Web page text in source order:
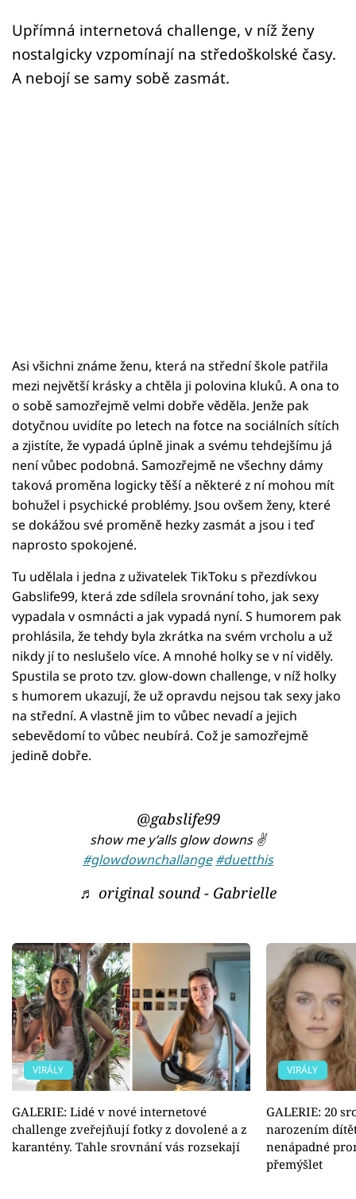
Upřímná internetová challenge, v níž ženy
nostalgicky vzpomínají na středoškolské časy.
A nebojí se samy sobě zasmát.
Asi všichni známe ženu, která na střední škole patřila
mezi největší krásky a chtěla ji polovina kluků. A ona to
o sobě samozřejmě velmi dobře věděla. Jenže pak
dotyčnou uvidíte po letech na fotce na sociálních sítích
a zjistíte, že vypadá úplně jinak a svému tehdejšímu já
není vůbec podobná. Samozřejmě ne všechny dámy
taková proměna logicky těší a některé z ní mohou mít
bohužel i psychické problémy. Jsou ovšem ženy, které
se dokážou své proměně hezky zasmát a jsou i teď
naprosto spokojené.
Tu udělala i jedna z uživatelek TikToku s přezdívkou
Gabslife99, která zde sdílela srovnání toho, jak sexy
vypadala v osmnácti a jak vypadá nyní. S humorem pak
prohlásila, že tehdy byla zkrátka na svém vrcholu a už
nikdy jí to neslušelo více. A mnohé holky se v ní viděly.
Spustila se proto tzv. glow-down challenge, v níž holky
s humorem ukazují, že už opravdu nejsou tak sexy jako
na střední. A vlastně jim to vůbec nevadí a jejich
sebevědomí to vůbec neubírá. Což je samozřejmě
jedině dobře.
@gabslife99
show me y’alls glow downs ✌️
#glowdownchallange #duetthis
♬ original sound - Gabrielle
VIRÁLY
GALERIE: Lidé v nové internetové
challenge zveřejňují fotky z dovolené a z
karantény. Tahle srovnání vás rozsekají
VIRÁLY
GALERIE: 20
narozením
nenápadné
přemýšlet